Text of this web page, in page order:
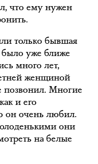
что ему нужен
только бывшая
уже ближе
много лет,
женщиной
позвонил. Многие
и его
он очень любил.
они
на белые